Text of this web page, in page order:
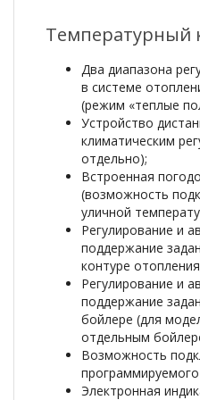
Температурный
Два диапазона
в системе
(режим «теплые
Устройство
климатическим
отдельно);
Встроенная
(возможность
уличной
Регулирование и
поддержание
контуре
Регулирование и
поддержание
бойлере (для
отдельным
Возможность
Электронная